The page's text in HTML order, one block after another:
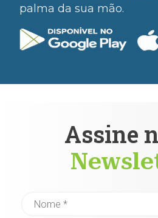
palma da sua mão.
Assine